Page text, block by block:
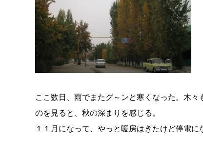
ここ数日、雨でまたグ～ンと寒くなった。木
のを見ると、秋の深まりを感じる。
１１月になって、やっと暖房はきたけど停電